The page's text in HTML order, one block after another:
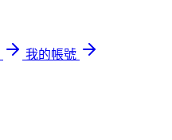
我的帳號